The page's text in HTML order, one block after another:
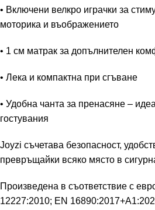
• Включени велкро играчки за
моторика и въображението
• 1 см матрак за допълнителен
• Лека и компактна при сгъване
• Удобна чанта за пренасяне –
гостувания
Joyzi съчетава безопасност,
превръщайки всяко място в
Произведена в съответствие с
12227:2010; EN